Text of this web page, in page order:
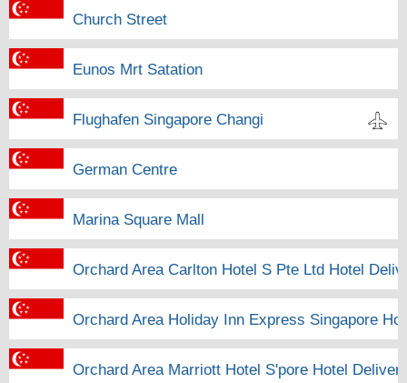
Church Street
Eunos Mrt Satation
Flughafen Singapore Changi
German Centre
Marina Square Mall
Orchard Area Carlton Hotel S Pte Ltd Hotel
Orchard Area Holiday Inn Express Singapore
Orchard Area Marriott Hotel S'pore Hotel